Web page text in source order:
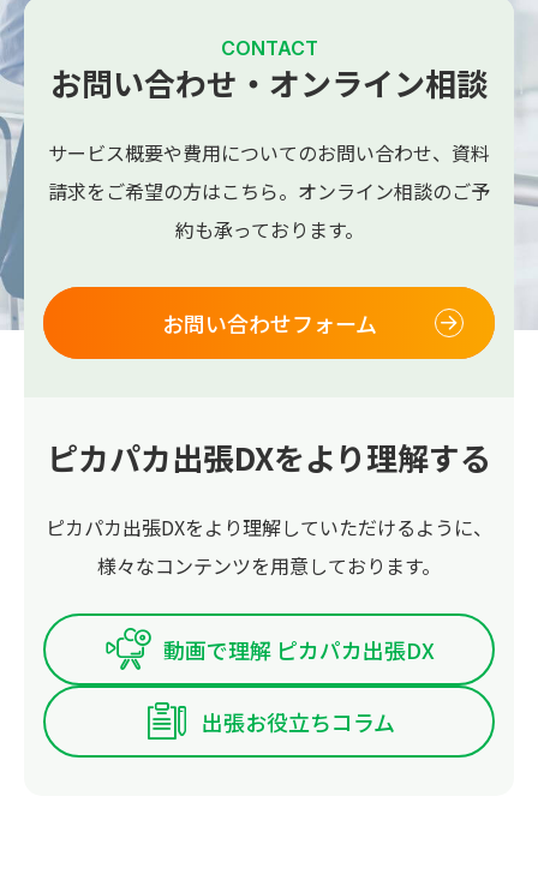
CONTACT
お問い合わせ・オンライン相談
サービス概要や費用についてのお問い合わせ、 資料
請求をご希望の方はこちら。 オンライン相談のご予
約も承っております。
お問い合わせフォーム
ピカパカ出張DXをより理解する
ピカパカ出張DXをより理解していただけるように、
様々なコンテンツを用意しております。
動画で理解 ピカパカ出張DX
出張お役立ちコラム